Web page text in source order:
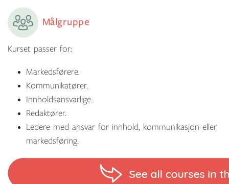
Målgruppe
Kurset passer for:
Markedsførere.
Kommunikatører.
Innholdsansvarlige.
Redaktører.
Ledere med ansvar for innhold, kommunikasjon eller
markedsføring.